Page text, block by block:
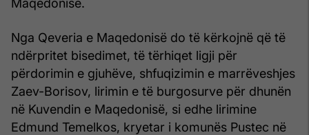
Maqedonisë.
Nga Qeveria e Maqedonisë do të kërkojnë që të
ndërpritet bisedimet, të tërhiqet ligji për
përdorimin e gjuhëve, shfuqizimin e marrëveshjes
Zaev-Borisov, lirimin e të burgosurve për dhunën
në Kuvendin e Maqedonisë, si edhe lirimine
Edmund Temelkos, kryetar i komunës Pustec në